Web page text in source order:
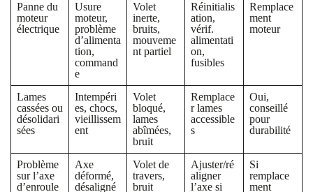
Panne du
moteur
électrique
Usure
moteur,
problème
d’alimenta
tion,
command
e
Volet
inerte,
bruits,
mouveme
nt partiel
Réinitialis
ation,
vérif.
alimentati
on,
fusibles
Remplace
ment
moteur
Lames
cassées ou
désolidari
sées
Intempéri
es, chocs,
vieillissem
ent
Volet
bloqué,
lames
abîmées,
bruit
Remplace
r lames
accessible
s
Oui,
conseillé
pour
durabilité
Problème
sur l’axe
d’enroule
Axe
déformé,
désaligné
Volet de
travers,
bruit
Ajuster/ré
aligner
l’axe si
Si
remplace
ment